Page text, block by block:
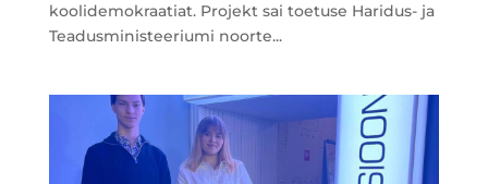
koolidemokraatiat. Projekt sai toetuse Haridus- ja
Teadusministeeriumi noorte...